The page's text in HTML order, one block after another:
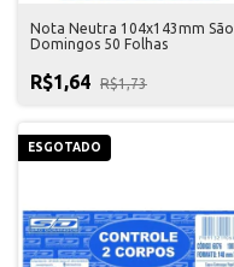
Nota Neutra 104x143mm São
Domingos 50 Folhas
R$1,64 R$1,73
ESGOTADO